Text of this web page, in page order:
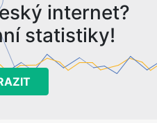
internet?
statistiky!